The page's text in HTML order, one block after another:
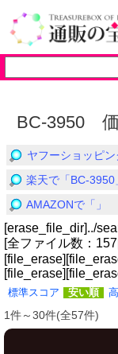
BC-3950
ヤフーショッピン
楽天で「BC-3950
AMAZONで「」
[erase_file_dir]../
[全ファイル数：
標準スコア 安い順
1件～30件(全57件)